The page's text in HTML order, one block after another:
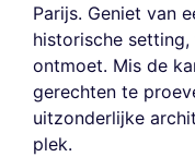
Parijs. Geniet van
historische
ontmoet. Mis de
gerechten te
uitzonderlijke
plek.